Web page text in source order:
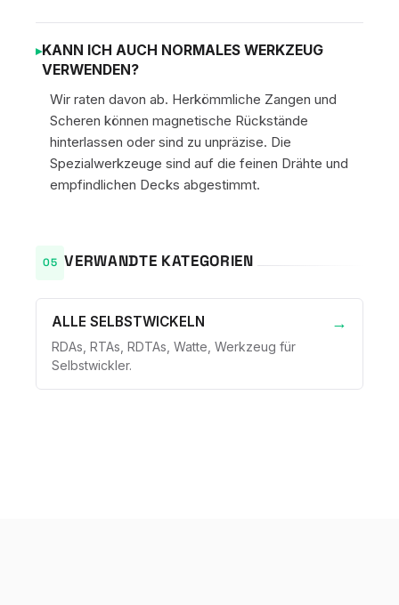
KANN ICH AUCH NORMALES WERKZEUG
VERWENDEN?
Wir raten davon ab. Herkömmliche Zangen und
Scheren können magnetische Rückstände
hinterlassen oder sind zu unpräzise. Die
Spezialwerkzeuge sind auf die feinen Drähte und
empfindlichen Decks abgestimmt.
VERWANDTE KATEGORIEN
ALLE SELBSTWICKELN
RDAs, RTAs, RDTAs, Watte, Werkzeug für
Selbstwickler.